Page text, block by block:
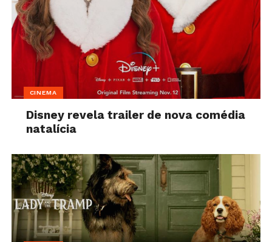
CINEMA
Disney revela trailer de nova comédia
natalícia